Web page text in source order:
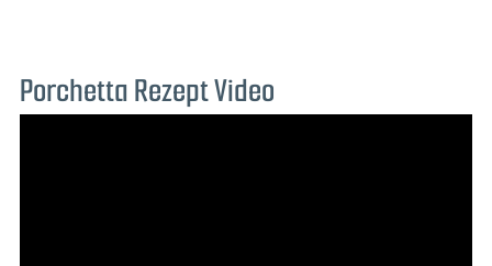
Porchetta Rezept Video